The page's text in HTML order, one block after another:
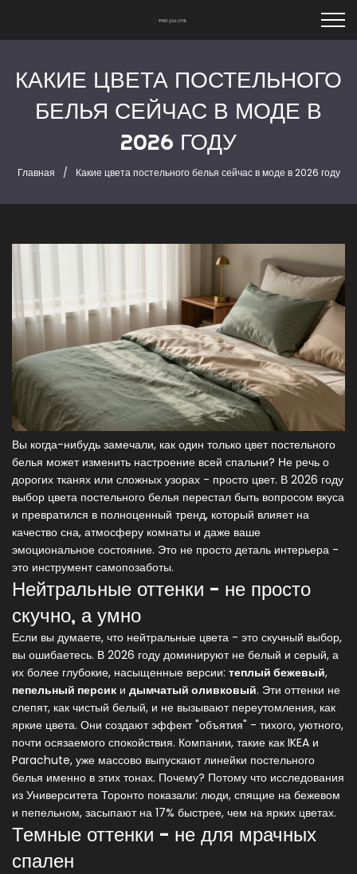
КАКИЕ ЦВЕТА ПОСТЕЛЬНОГО
БЕЛЬЯ СЕЙЧАС В МОДЕ В
2026 ГОДУ
Главная Какие цвета постельного белья сейчас в моде в 2026 году
Вы когда-нибудь замечали, как один только цвет постельного
белья может изменить настроение всей спальни? Не речь о
дорогих тканях или сложных узорах - просто цвет. В 2026 году
выбор цвета постельного белья перестал быть вопросом вкуса
и превратился в полноценный тренд, который влияет на
качество сна, атмосферу комнаты и даже ваше
эмоциональное состояние. Это не просто деталь интерьера -
это инструмент самопозаботы.
Нейтральные оттенки - не просто
скучно, а умно
Если вы думаете, что нейтральные цвета - это скучный выбор,
вы ошибаетесь. В 2026 году доминируют не белый и серый, а
их более глубокие, насыщенные версии: теплый бежевый,
пепельный персик и дымчатый оливковый. Эти оттенки не
слепят, как чистый белый, и не вызывают переутомления, как
яркие цвета. Они создают эффект "объятия" - тихого, уютного,
почти осязаемого спокойствия. Компании, такие как IKEA и
Parachute, уже массово выпускают линейки постельного
белья именно в этих тонах. Почему? Потому что исследования
из Университета Торонто показали: люди, спящие на бежевом
и пепельном, засыпают на 17% быстрее, чем на ярких цветах.
Темные оттенки - не для мрачных
спален